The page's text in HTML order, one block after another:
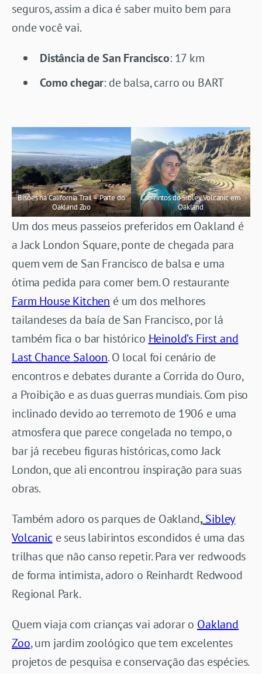
seguros, assim a dica é saber muito bem para
onde você vai.
Distância de San Francisco: 17 km
Como chegar: de balsa, carro ou BART
Bisões na California Trail – Parte do
Oakland Zoo
Labirintos do Sibley Volcanic em
Oakland
Um dos meus passeios preferidos em Oakland é
a Jack London Square, ponte de chegada para
quem vem de San Francisco de balsa e uma
ótima pedida para comer bem. O restaurante
Farm House Kitchen é um dos melhores
tailandeses da baía de San Francisco, por lá
também fica o bar histórico Heinold’s First and
Last Chance Saloon. O local foi cenário de
encontros e debates durante a Corrida do Ouro,
a Proibição e as duas guerras mundiais. Com piso
inclinado devido ao terremoto de 1906 e uma
atmosfera que parece congelada no tempo, o
bar já recebeu figuras históricas, como Jack
London, que ali encontrou inspiração para suas
obras.
Também adoro os parques de Oakland,Sibley
Volcanice seus labirintos escondidos é uma das
trilhas que não canso repetir. Para ver redwoods
de forma intimista, adoro o Reinhardt Redwood
Regional Park.
Quem viaja com crianças vai adorar o Oakland
Zoo, um jardim zoológico que tem excelentes
projetos de pesquisa e conservação das espécies.